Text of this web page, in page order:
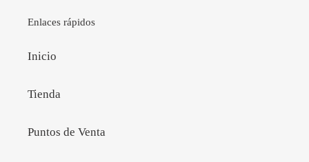
Enlaces rápidos
Inicio
Tienda
Puntos de Venta